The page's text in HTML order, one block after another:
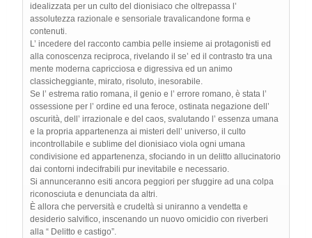
idealizzata per un culto del dionisiaco che oltrepassa l’
assolutezza razionale e sensoriale travalicandone forma e
contenuti.
L’ incedere del racconto cambia pelle insieme ai protagonisti ed
alla conoscenza reciproca, rivelando il se’ ed il contrasto tra una
mente moderna capricciosa e digressiva ed un animo
classicheggiante, mirato, risoluto, inesorabile.
Se l’ estrema ratio romana, il genio e l’ errore romano, è stata l’
ossessione per l’ ordine ed una feroce, ostinata negazione dell’
oscurità, dell’ irrazionale e del caos, svalutando l’ essenza umana
e la propria appartenenza ai misteri dell’ universo, il culto
incontrollabile e sublime del dionisiaco viola ogni umana
condivisione ed appartenenza, sfociando in un delitto allucinatorio
dai contorni indecifrabili pur inevitabile e necessario.
Si annunceranno esiti ancora peggiori per sfuggire ad una colpa
riconosciuta e denunciata da altri.
È allora che perversità e crudeltà si uniranno a vendetta e
desiderio salvifico, inscenando un nuovo omicidio con riverberi
alla “ Delitto e castigo”.